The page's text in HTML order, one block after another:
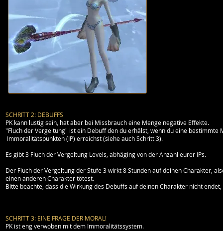
SCHRITT 2: DEBUFFS
PK kann lustig sein, hat aber bei Missbrauch eine Menge negative Effekte.
"Fluch der Vergeltung" ist ein Debuff den du erhälst, wenn du eine bestimmte
Immoralitätspunkten (IP) erreichst (siehe auch Schritt 3).
Es gibt 3 Fluch der Vergeltung Levels, abhäging von der Anzahl eurer IPs.
Der Fluch der Vergeltung der Stufe 3 wirkt 8 Stunden auf deinen Charakter,
einen anderen Charakter tötest.
Bitte beachte, dass die Wirkung des Debuffs auf deinen Charakter nicht
SCHRITT 3: EINE FRAGE DER MORAL!
PK ist eng verwoben mit dem Immoralitätssystem.